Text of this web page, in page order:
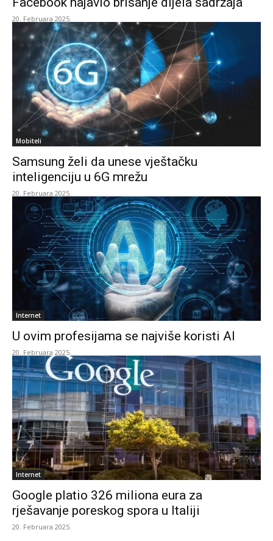
20. Februara 2025.
Mobiteli
Samsung želi da unese vještačku
inteligenciju u 6G mrežu
20. Februara 2025.
Internet
U ovim profesijama se najviše koristi AI
20. Februara 2025.
Internet
Google platio 326 miliona eura za
rješavanje poreskog spora u Italiji
20. Februara 2025.